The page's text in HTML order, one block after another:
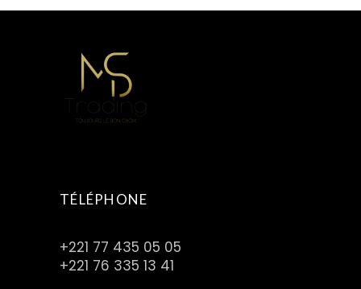
TÉLÉPHONE
+221 77 435 05 05
+221 76 335 13 41